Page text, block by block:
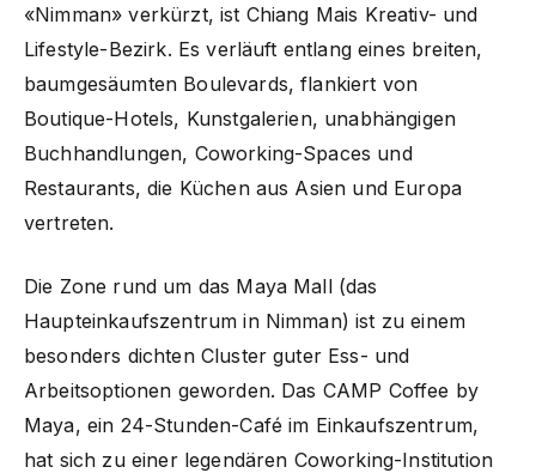
«Nimman» verkürzt, ist Chiang Mais Kreativ- und
Lifestyle-Bezirk. Es verläuft entlang eines breiten,
baumgesäumten Boulevards, flankiert von
Boutique-Hotels, Kunstgalerien, unabhängigen
Buchhandlungen, Coworking-Spaces und
Restaurants, die Küchen aus Asien und Europa
vertreten.
Die Zone rund um das Maya Mall (das
Haupteinkaufszentrum in Nimman) ist zu einem
besonders dichten Cluster guter Ess- und
Arbeitsoptionen geworden. Das CAMP Coffee by
Maya, ein 24-Stunden-Café im Einkaufszentrum,
hat sich zu einer legendären Coworking-Institution